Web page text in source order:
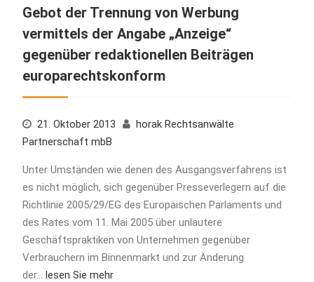
Gebot der Trennung von Werbung
vermittels der Angabe „Anzeige“
gegenüber redaktionellen Beiträgen
europarechtskonform
21. Oktober 2013
horak Rechtsanwälte
Partnerschaft mbB
Unter Umständen wie denen des Ausgangsverfahrens ist
es nicht möglich, sich gegenüber Presseverlegern auf die
Richtlinie 2005/29/EG des Europäischen Parlaments und
des Rates vom 11. Mai 2005 über unlautere
Geschäftspraktiken von Unternehmen gegenüber
Verbrauchern im Binnenmarkt und zur Änderung
der… lesen Sie mehr